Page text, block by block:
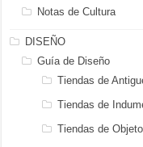
Notas de Cultura
DISEÑO
Guía de Diseño
Tiendas de
Tiendas de
Tiendas de